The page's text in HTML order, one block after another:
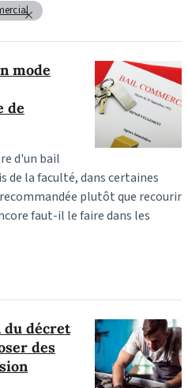
mode
de
d'un bail
de la faculté, dans certaines
plutôt que recourir
faut-il le faire dans les
du décret
des